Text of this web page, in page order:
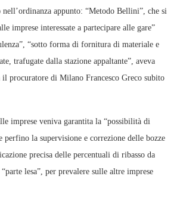
appunto: “Metodo Bellini”, che si
imprese interessate a partecipare alle gare”
“sotto forma di fornitura di materiale e
trafugate dalla stazione appaltante”, aveva
procuratore di Milano Francesco Greco subito
imprese veniva garantita la “possibilità di
perfino la supervisione e correzione delle bozze
precisa delle percentuali di ribasso da
lesa”, per prevalere sulle altre imprese